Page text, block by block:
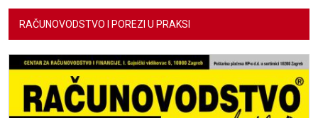
RAČUNOVODSTVO I POREZI U PRAKSI